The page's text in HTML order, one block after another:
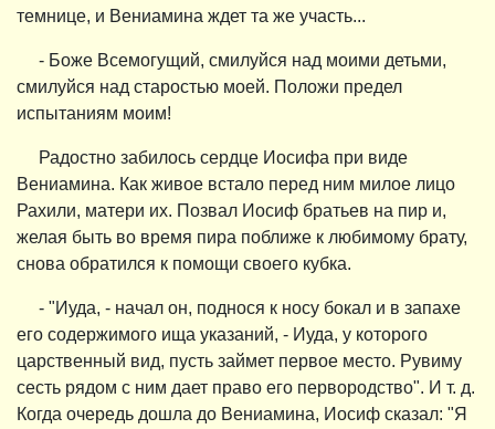
темнице, и Вениамина ждет та же участь...
- Боже Всемогущий, смилуйся над моими детьми,
смилуйся над старостью моей. Положи предел
испытаниям моим!
Радостно забилось сердце Иосифа при виде
Вениамина. Как живое встало перед ним милое лицо
Рахили, матери их. Позвал Иосиф братьев на пир и,
желая быть во время пира поближе к любимому брату,
снова обратился к помощи своего кубка.
- "Иуда, - начал он, поднося к носу бокал и в запахе
его содержимого ища указаний, - Иуда, у которого
царственный вид, пусть займет первое место. Рувиму
сесть рядом с ним дает право его первородство". И т. д.
Когда очередь дошла до Вениамина, Иосиф сказал: "Я